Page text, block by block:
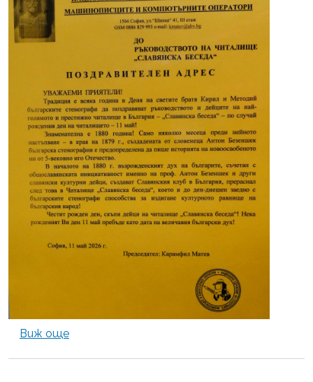
Виж ощеabout Поздравителен адрес от